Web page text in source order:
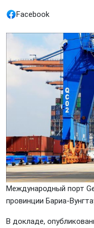
Facebook
Международный порт
провинции Бариа-
В докладе,